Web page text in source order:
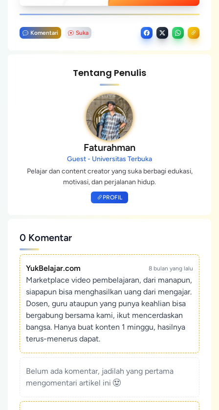
Komentari Suka
Tentang Penulis
Faturahman
Guest - Universitas Terbuka
Pelajar dan content creator yang suka berbagi edukasi,
motivasi, dan perjalanan hidup.
PROFIL
0 Komentar
YukBelajar.com 8 bulan yang lalu
Marketplace video pembelajaran, dari manapun,
siapapun bisa menghasilkan uang dari mengajar.
Dosen, guru ataupun yang punya keahlian bisa
bergabung bersama kami, ikut mencerdaskan
bangsa. Hanya buat konten 1 minggu, hasilnya
terus-menerus dapat.
Belum ada komentar, jadilah yang pertama
mengomentari artikel ini